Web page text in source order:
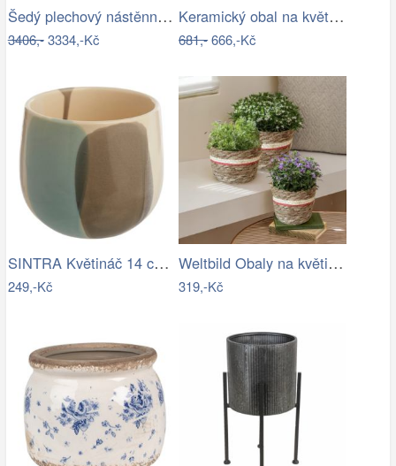
Šedý plechový nástěnný květináč ve…
3406,-3334,-Kč
Keramický obal na květináč s lučními…
681,-666,-Kč
SINTRA Květináč 14 cm - šedá
249,-Kč
Weltbild Obaly na květináče z mořské…
319,-Kč